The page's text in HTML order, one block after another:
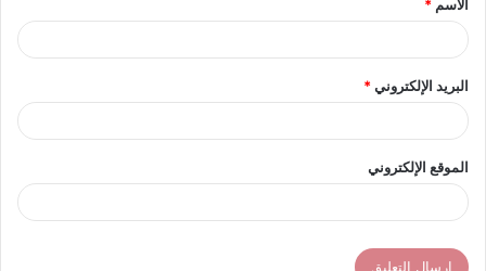
*
الاسم *
البريد الإلكتروني*
الموقع الإلكتروني